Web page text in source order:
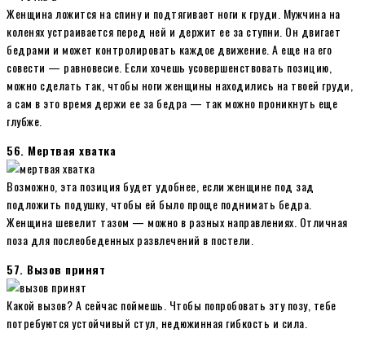
Женщина ложится на спину и подтягивает ноги к груди. Мужчина на
коленях устраивается перед ней и держит ее за ступни. Он двигает
бедрами и может контролировать каждое движение. А еще на его
совести — равновесие. Если хочешь усовершенствовать позицию,
можно сделать так, чтобы ноги женщины находились на твоей груди,
а сам в это время держи ее за бедра — так можно проникнуть еще
глубже.
56. Мертвая хватка
Возможно, эта позиция будет удобнее, если женщине под зад
подложить подушку, чтобы ей было проще поднимать бедра.
Женщина шевелит тазом — можно в разных направлениях. Отличная
поза для послеобеденных развлечений в постели.
57. Вызов принят
Какой вызов? А сейчас поймешь. Чтобы попробовать эту позу, тебе
потребуются устойчивый стул, недюжинная гибкость и сила.